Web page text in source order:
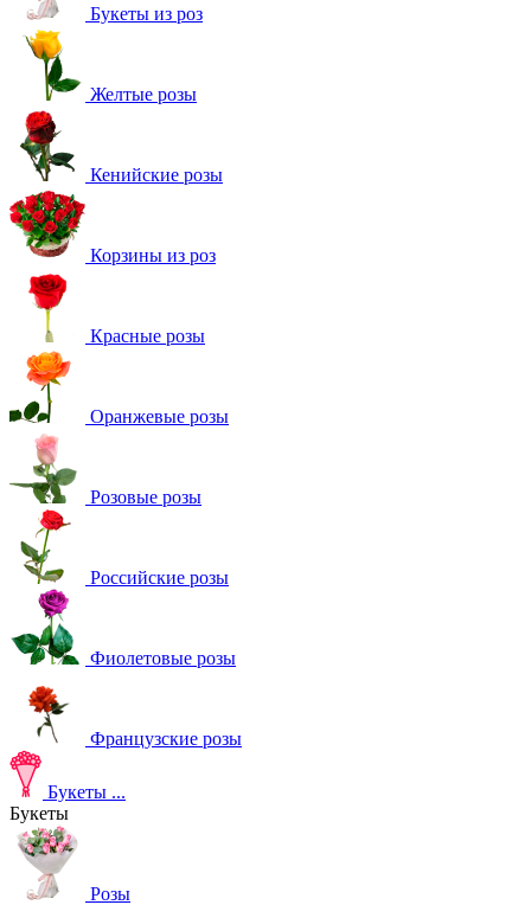
Букеты из роз
Желтые розы
Кенийские розы
Корзины из роз
Красные розы
Оранжевые розы
Розовые розы
Российские розы
Фиолетовые розы
Французские розы
Букеты ...
Букеты
Розы